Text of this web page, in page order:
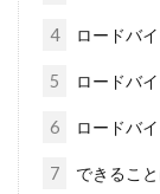
4 ロードバ
5 ロードバ
6 ロードバ
7 できるこ